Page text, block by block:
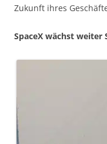
Zukunft ihres
SpaceX wächst weiter